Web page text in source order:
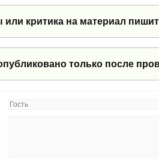
или критика на материал
только после